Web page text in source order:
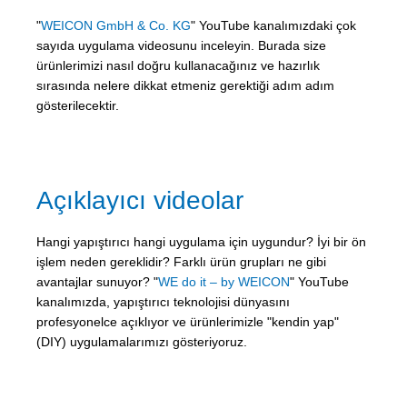
"WEICON GmbH & Co. KG" YouTube kanalımızdaki çok
sayıda uygulama videosunu inceleyin. Burada size
ürünlerimizi nasıl doğru kullanacağınız ve hazırlık
sırasında nelere dikkat etmeniz gerektiği adım adım
gösterilecektir.
Açıklayıcı videolar
Hangi yapıştırıcı hangi uygulama için uygundur? İyi bir ön
işlem neden gereklidir? Farklı ürün grupları ne gibi
avantajlar sunuyor? "WE do it – by WEICON" YouTube
kanalımızda, yapıştırıcı teknolojisi dünyasını
profesyonelce açıklıyor ve ürünlerimizle "kendin yap"
(DIY) uygulamalarımızı gösteriyoruz.